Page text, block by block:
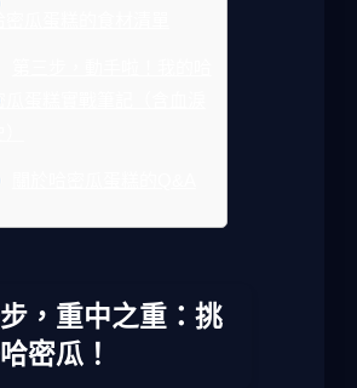
瓜蛋糕實戰筆記（含血淚
，重中之重：挑
密瓜！